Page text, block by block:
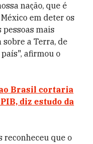
nação, que é
em deter os
pessoas mais
a Terra, de
afirmou o
Brasil cortaria
diz estudo da
reconheceu que o